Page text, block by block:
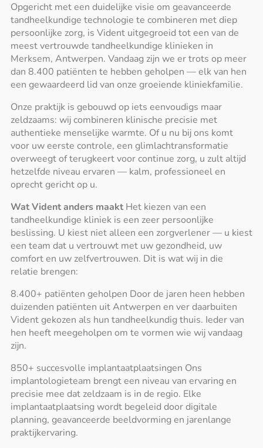
Opgericht met een duidelijke visie om geavanceerde
tandheelkundige technologie te combineren met diep
persoonlijke zorg, is Vident uitgegroeid tot een van de
meest vertrouwde tandheelkundige klinieken in
Merksem, Antwerpen. Vandaag zijn we er trots op meer
dan 8.400 patiënten te hebben geholpen — elk van hen
een gewaardeerd lid van onze groeiende kliniekfamilie.
Onze praktijk is gebouwd op iets eenvoudigs maar
zeldzaams: wij combineren klinische precisie met
authentieke menselijke warmte. Of u nu bij ons komt
voor uw eerste controle, een glimlachtransformatie
overweegt of terugkeert voor continue zorg, u zult altijd
hetzelfde niveau ervaren — kalm, professioneel en
oprecht gericht op u.
Wat Vident anders maakt Het kiezen van een
tandheelkundige kliniek is een zeer persoonlijke
beslissing. U kiest niet alleen een zorgverlener — u kiest
een team dat u vertrouwt met uw gezondheid, uw
comfort en uw zelfvertrouwen. Dit is wat wij in die
relatie brengen:
8.400+ patiënten geholpen Door de jaren heen hebben
duizenden patiënten uit Antwerpen en ver daarbuiten
Vident gekozen als hun tandheelkundig thuis. Ieder van
hen heeft meegeholpen om te vormen wie wij vandaag
zijn.
850+ succesvolle implantaatplaatsingen Ons
implantologieteam brengt een niveau van ervaring en
precisie mee dat zeldzaam is in de regio. Elke
implantaatplaatsing wordt begeleid door digitale
planning, geavanceerde beeldvorming en jarenlange
praktijkervaring.